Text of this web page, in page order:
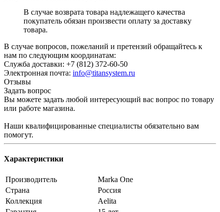
В случае возврата товара надлежащего качества
покупатель обязан произвести оплату за доставку
товара.
В случае вопросов, пожеланий и претензий обращайтесь к
нам по следующим координатам:
Служба доставки: +7 (812) 372-60-50
Электронная почта: info@titansystem.ru
Отзывы
Задать вопрос
Вы можете задать любой интересующий вас вопрос по товару
или работе магазина.
Наши квалифицированные специалисты обязательно вам
помогут.
Характеристики
Производитель
Marka One
Страна
Россия
Коллекция
Aelita